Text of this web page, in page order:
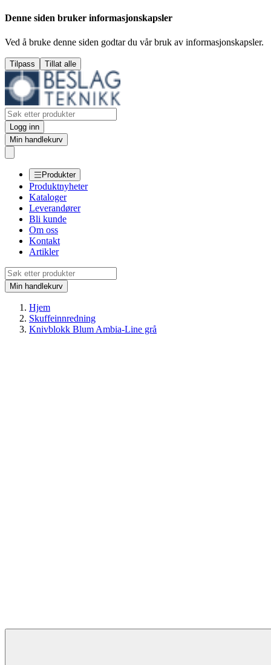
Denne siden bruker informasjonskapsler
Ved å bruke denne siden godtar du vår bruk av informasjonskapsler.
Tilpass Tillat alle
Logg inn
Min handlekurv
Produkter
Produktnyheter
Kataloger
Leverandører
Bli kunde
Om oss
Kontakt
Artikler
Min handlekurv
Hjem
Skuffeinnredning
Knivblokk Blum Ambia-Line grå